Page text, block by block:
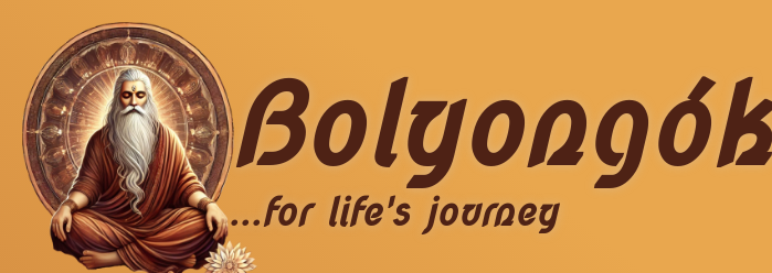
Bolyongók
...for life's journey